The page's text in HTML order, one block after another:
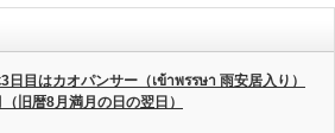
日目はカオパンサー（เข้าพรรษา 雨安居入り）
旧暦8月満月の日の翌日）